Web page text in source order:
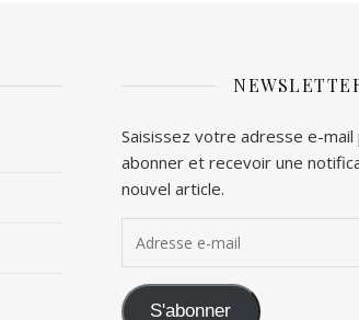
Saisissez votre adresse e-mail
abonner et recevoir une
nouvel article.
S'abonner